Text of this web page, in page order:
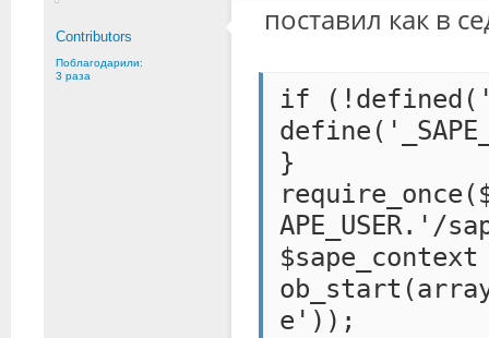
Contributors
Поблагодарили:
3 раза
поставил как в
if
}
APE_USER.'/
e'));